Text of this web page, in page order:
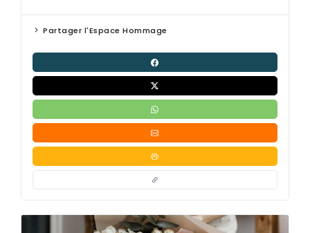
Partager l'Espace Hommage